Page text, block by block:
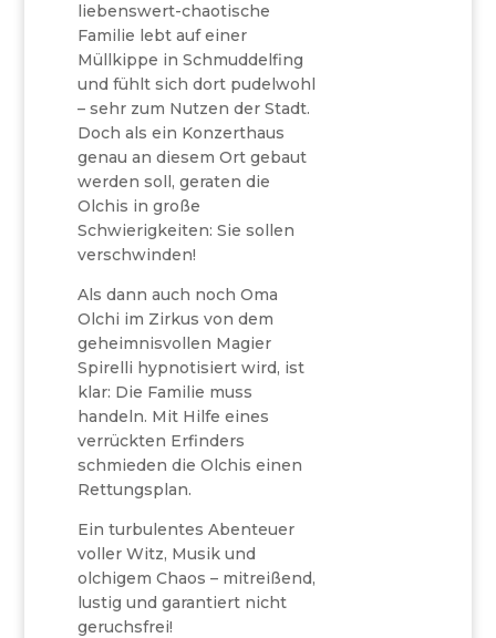
liebenswert-chaotische
Familie lebt auf einer
Müllkippe in Schmuddelfing
und fühlt sich dort pudelwohl
– sehr zum Nutzen der Stadt.
Doch als ein Konzerthaus
genau an diesem Ort gebaut
werden soll, geraten die
Olchis in große
Schwierigkeiten: Sie sollen
verschwinden!
Als dann auch noch Oma
Olchi im Zirkus von dem
geheimnisvollen Magier
Spirelli hypnotisiert wird, ist
klar: Die Familie muss
handeln. Mit Hilfe eines
verrückten Erfinders
schmieden die Olchis einen
Rettungsplan.
Ein turbulentes Abenteuer
voller Witz, Musik und
olchigem Chaos – mitreißend,
lustig und garantiert nicht
geruchsfrei!